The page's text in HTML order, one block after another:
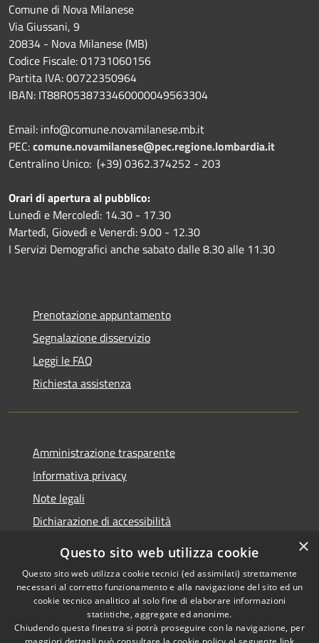
Comune di Nova Milanese
Via Giussani, 9
20834 - Nova Milanese (MB)
Codice Fiscale: 01731060156
Partita IVA: 00722350964
IBAN: IT88R0538733460000049563304
Email: info@comune.novamilanese.mb.it
PEC:comune.novamilanese@pec.regione.lombardia.it
Centralino Unico: (+39) 0362.374252 - 203
Orari di apertura al pubblico:
Lunedì e Mercoledì: 14.30 - 17.30
Martedì, Giovedì e Venerdì: 9.00 - 12.30
I Servizi Demografici anche sabato dalle 8.30 alle 11.30
Prenotazione appuntamento
Segnalazione disservizio
Leggi le FAQ
Richiesta assistenza
Amministrazione trasparente
Informativa privacy
Note legali
Dichiarazione di accessibilità
RSS
Privacy
Copyright © 2026 • Comune di
Nova Milanese • Powered by
Municipium•Accesso
×
Questo sito web utilizza cookie
Questo sito web utilizza cookie tecnici (ed assimilati) strettamente
necessari al corretto funzionamento e alla navigazione del sito ed un
cookie tecnico analitico al solo fine di elaborare informazioni
statistiche, aggregate ed anonime.
Chiudendo questa finestra si potrà proseguire con la navigazione, per